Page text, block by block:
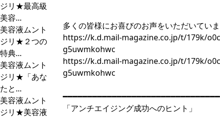
ジリ★最高級
美容...
美容液ムント
ジリ★２つの
特典...
美容液ムント
ジリ★「あな
たと...
美容液ムント
ジリ★美容液
多くの皆様にお喜びのお声をいただいてい
https://k.d.mail-magazine.co.jp/t/179k/
g5uwmkohwc
https://k.d.mail-magazine.co.jp/t/179k/
g5uwmkohwc
「アンチエイジング成功へのヒント」